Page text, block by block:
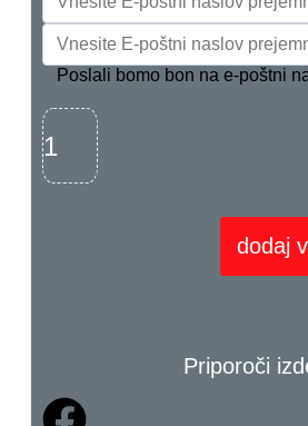
Poslali bomo bon na e-poštni
dodaj
Priporoči